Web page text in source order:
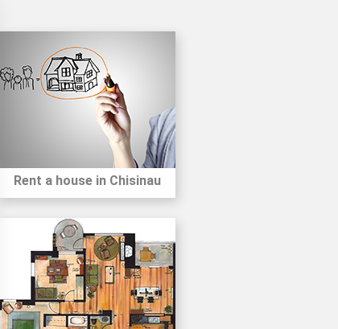
Rent a house in Chisinau